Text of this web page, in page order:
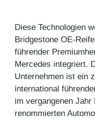
Diese Technologien
Bridgestone OE-
führender
Mercedes integriert.
Unternehmen ist ein
international
im vergangenen
renommierten